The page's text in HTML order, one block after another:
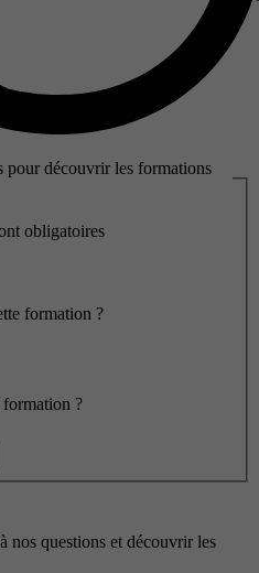
pour découvrir les formations
obligatoires
formation ?
formation ?
nos questions et découvrir les